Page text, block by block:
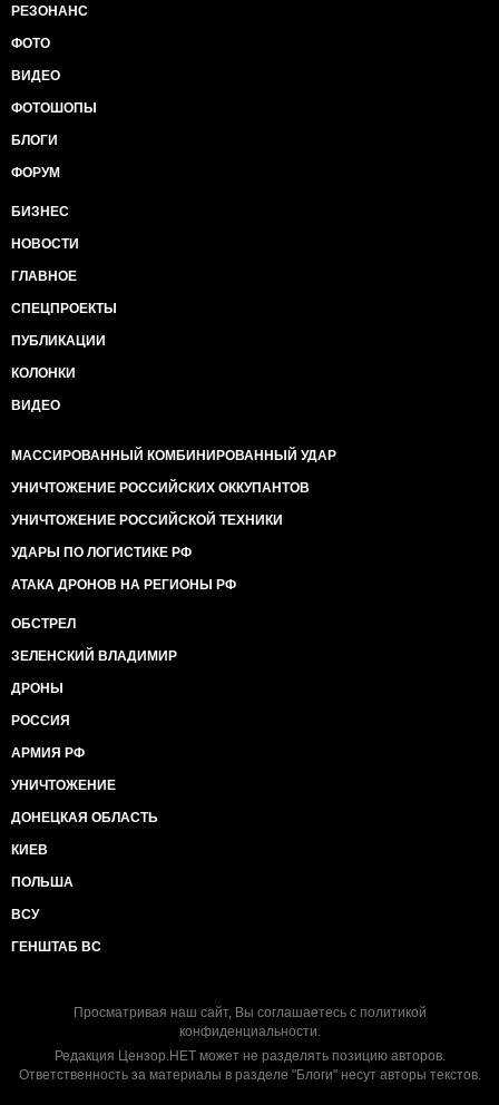
РЕЗОНАНС
ФОТО
ВИДЕО
ФОТОШОПЫ
БЛОГИ
ФОРУМ
БИЗНЕС
НОВОСТИ
ГЛАВНОЕ
СПЕЦПРОЕКТЫ
ПУБЛИКАЦИИ
КОЛОНКИ
ВИДЕО
МАССИРОВАННЫЙ КОМБИНИРОВАННЫЙ УДАР
УНИЧТОЖЕНИЕ РОССИЙСКИХ ОККУПАНТОВ
УНИЧТОЖЕНИЕ РОССИЙСКОЙ ТЕХНИКИ
УДАРЫ ПО ЛОГИСТИКЕ РФ
АТАКА ДРОНОВ НА РЕГИОНЫ РФ
ОБСТРЕЛ
ЗЕЛЕНСКИЙ ВЛАДИМИР
ДРОНЫ
РОССИЯ
АРМИЯ РФ
УНИЧТОЖЕНИЕ
ДОНЕЦКАЯ ОБЛАСТЬ
КИЕВ
ПОЛЬША
ВСУ
ГЕНШТАБ ВС
Просматривая наш сайт, Вы соглашаетесь с политикой
конфиденциальности.
Редакция Цензор.НЕТ может не разделять позицию авторов.
Ответственность за материалы в разделе "Блоги" несут авторы текстов.